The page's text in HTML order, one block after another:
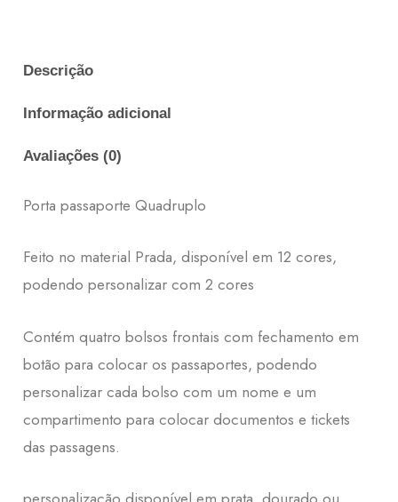
Descrição
Informação adicional
Avaliações (0)
Porta passaporte Quadruplo
Feito no material Prada, disponível em 12 cores,
podendo personalizar com 2 cores
Contém quatro bolsos frontais com fechamento em
botão para colocar os passaportes, podendo
personalizar cada bolso com um nome e um
compartimento para colocar documentos e tickets
das passagens.